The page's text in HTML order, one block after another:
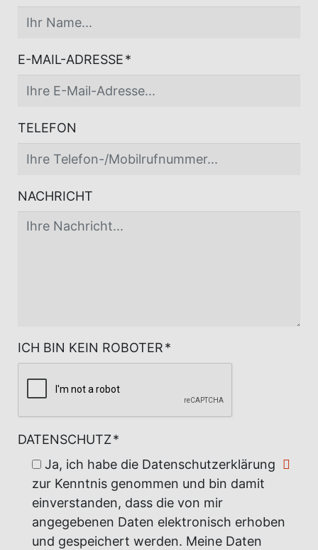
E-MAIL-ADRESSE*
TELEFON
NACHRICHT
ICH BIN KEIN ROBOTER*
DATENSCHUTZ*
Ja, ich habe die Datenschutzerklärung
zur Kenntnis genommen und bin damit
einverstanden, dass die von mir
angegebenen Daten elektronisch erhoben
und gespeichert werden. Meine Daten